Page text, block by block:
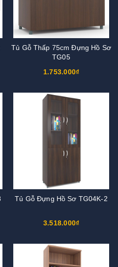
Tủ Gỗ Thấp 75cm Đựng Hồ Sơ
TG05
1.753.000₫
Tủ Gỗ Đựng Hồ Sơ TG04K-2
3.518.000₫